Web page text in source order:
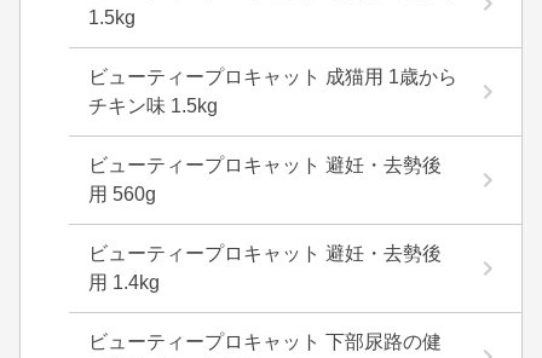
1.5kg
ビューティープロキャット 成猫用 1歳から
チキン味 1.5kg
ビューティープロキャット 避妊・去勢後
用 560g
ビューティープロキャット 避妊・去勢後
用 1.4kg
ビューティープロキャット 下部尿路の健